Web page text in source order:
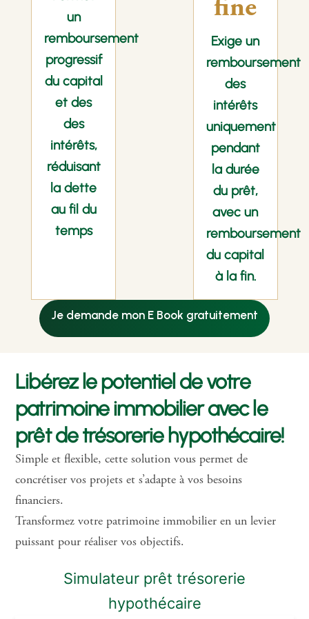
un
remboursement
progressif
du capital
et des
des
intérêts,
réduisant
la dette
au fil du
temps
fine
Exige un
remboursement
des
intérêts
uniquement
pendant
la durée
du prêt,
avec un
remboursement
du capital
à la fin.
Je demande mon E Book gratuitement
Libérez le potentiel de votre
patrimoine immobilier avec le
prêt de trésorerie hypothécaire!
Simple et flexible, cette solution vous permet de
concrétiser vos projets et s’adapte à vos besoins
financiers.
Transformez votre patrimoine immobilier en un levier
puissant pour réaliser vos objectifs.
Simulateur prêt trésorerie
hypothécaire